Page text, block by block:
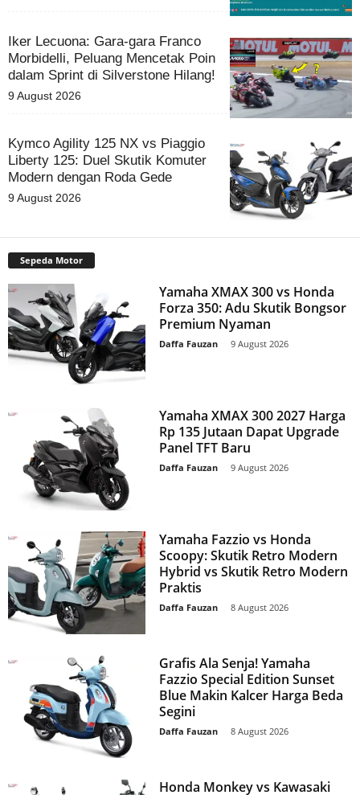
Iker Lecuona: Gara-gara Franco
Morbidelli, Peluang Mencetak Poin
dalam Sprint di Silverstone Hilang!
9 August 2026
Kymco Agility 125 NX vs Piaggio
Liberty 125: Duel Skutik Komuter
Modern dengan Roda Gede
9 August 2026
Sepeda Motor
Yamaha XMAX 300 vs Honda
Forza 350: Adu Skutik Bongsor
Premium Nyaman
Daffa Fauzan 9 August 2026
Yamaha XMAX 300 2027 Harga
Rp 135 Jutaan Dapat Upgrade
Panel TFT Baru
Daffa Fauzan 9 August 2026
Yamaha Fazzio vs Honda
Scoopy: Skutik Retro Modern
Hybrid vs Skutik Retro Modern
Praktis
Daffa Fauzan 8 August 2026
Grafis Ala Senja! Yamaha
Fazzio Special Edition Sunset
Blue Makin Kalcer Harga Beda
Segini
Daffa Fauzan 8 August 2026
Honda Monkey vs Kawasaki